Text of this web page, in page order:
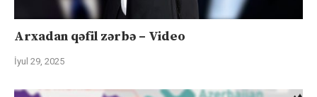
Arxadan qəfil zərbə – Video
İyul 29, 2025